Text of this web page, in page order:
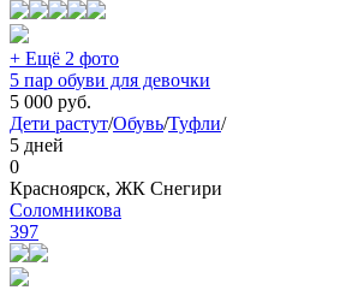
+ Ещё 2 фото
5 пар обуви для девочки
5 000 руб.
Дети растут/Обувь/Туфли/
5 дней
0
Красноярск, ЖК Снегири
Соломникова
397